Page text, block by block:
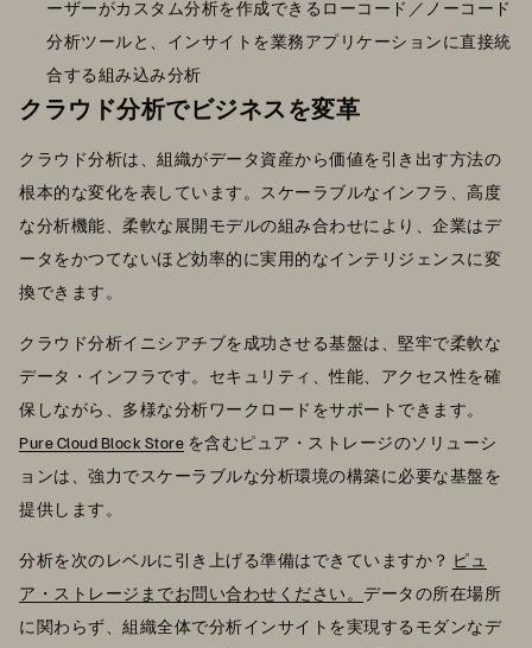
ーザーがカスタム分析を作成できるローコード／ノーコード
分析ツールと、インサイトを業務アプリケーションに直接統
合する組み込み分析
クラウド分析でビジネスを変革
クラウド分析は、組織がデータ資産から価値を引き出す方法の
根本的な変化を表しています。スケーラブルなインフラ、高度
な分析機能、柔軟な展開モデルの組み合わせにより、企業はデ
ータをかつてないほど効率的に実用的なインテリジェンスに変
換できます。
クラウド分析イニシアチブを成功させる基盤は、堅牢で柔軟な
データ・インフラです。セキュリティ、性能、アクセス性を確
保しながら、多様な分析ワークロードをサポートできます。
Pure Cloud Block Store を含むピュア・ストレージのソリューシ
ョンは、強力でスケーラブルな分析環境の構築に必要な基盤を
提供します。
分析を次のレベルに引き上げる準備はできていますか？ ピュ
ア・ストレージまでお問い合わせください。 データの所在場所
に関わらず、組織全体で分析インサイトを実現するモダンなデ